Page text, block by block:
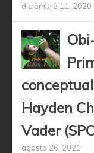
diciembre 11, 2020
Hayden
Vader
agosto 26, 2021